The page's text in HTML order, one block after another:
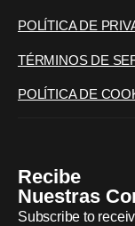
POLÍTICA DE
TÉRMINOS DE
POLÍTICA DE
Recibe
Nuestras
Subscribe to